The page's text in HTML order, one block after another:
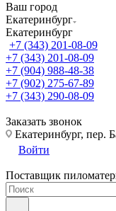
Ваш город
Екатеринбург
Екатеринбург
+7 (343) 201-08-09
+7 (343) 201-08-09
+7 (904) 988-48-38
+7 (902) 275-67-89
+7 (343) 290-08-09
Заказать звонок
Екатеринбург, пер.
Войти
Поставщик